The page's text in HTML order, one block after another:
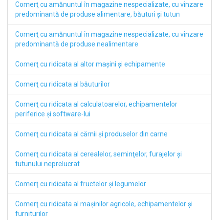
Comerţ cu amănuntul în magazine nespecializate, cu vînzare
predominantă de produse alimentare, băuturi şi tutun
Comerţ cu amănuntul în magazine nespecializate, cu vînzare
predominantă de produse nealimentare
Comerţ cu ridicata al altor maşini şi echipamente
Comerţ cu ridicata al băuturilor
Comerţ cu ridicata al calculatoarelor, echipamentelor
periferice şi software-lui
Comerţ cu ridicata al cărnii şi produselor din carne
Comerţ cu ridicata al cerealelor, seminţelor, furajelor şi
tutunului neprelucrat
Comerţ cu ridicata al fructelor şi legumelor
Comerţ cu ridicata al maşinilor agricole, echipamentelor şi
furniturilor